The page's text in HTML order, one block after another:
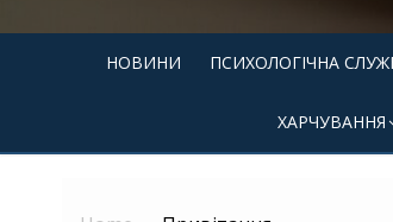
НОВИНИ ПСИХОЛОГІЧНА
ХАРЧУВАННЯ